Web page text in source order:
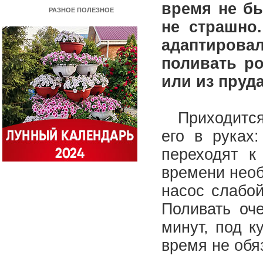
РАЗНОЕ ПОЛЕЗНОЕ
время не
не
поливать
или из
его в
переходят
времени
насос
Поливать
минут, под
время не